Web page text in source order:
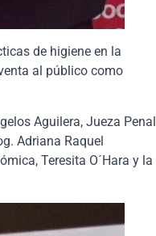
de higiene en la
al público como
Aguilera, Jueza Penal
Adriana Raquel
Teresita O´Hara y la